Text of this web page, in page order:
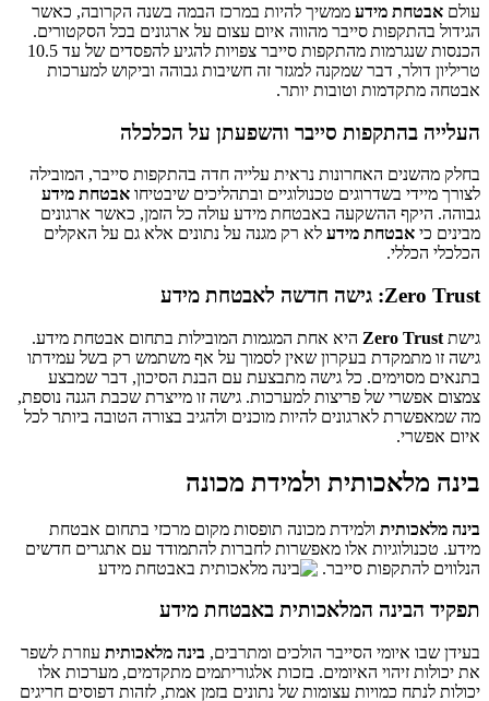
עולם אבטחת מידע ממשיך להיות במרכז הבמה בשנה הקרובה, כאשר
הגידול בהתקפות סייבר מהווה איום עצום על ארגונים בכל הסקטורים.
הכנסות שנגרמות מהתקפות סייבר צפויות להגיע להפסדים של עד 10.5
טריליון דולר, דבר שמקנה למגזר זה חשיבות גבוהה וביקוש למערכות
אבטחה מתקדמות וטובות יותר.
העלייה בהתקפות סייבר והשפעתן על הכלכלה
בחלק מהשנים האחרונות נראית עלייה חדה בהתקפות סייבר, המובילה
לצורך מיידי בשדרוגים טכנולוגיים ובתהליכים שיבטיחו אבטחת מידע
גבוהה. היקף ההשקעה באבטחת מידע עולה כל הזמן, כאשר ארגונים
מבינים כי אבטחת מידע לא רק מגנה על נתונים אלא גם על האקלים
הכלכלי הכללי.
Zero Trust: גישה חדשה לאבטחת מידע
גישת Zero Trust היא אחת המגמות המובילות בתחום אבטחת מידע.
גישה זו מתמקדת בעקרון שאין לסמוך על אף משתמש רק בשל עמידתו
בתנאים מסוימים. כל גישה מתבצעת עם הבנת הסיכון, דבר שמבצע
צמצום אפשרי של פריצות למערכות. גישה זו מייצרת שכבת הגנה נוספת,
מה שמאפשרת לארגונים להיות מוכנים ולהגיב בצורה הטובה ביותר לכל
איום אפשרי.
בינה מלאכותית ולמידת מכונה
בינה מלאכותית ולמידת מכונה תופסות מקום מרכזי בתחום אבטחת
מידע. טכנולוגיות אלו מאפשרות לחברות להתמודד עם אתגרים חדשים
הנלווים להתקפות סייבר.
תפקיד הבינה המלאכותית באבטחת מידע
בעידן שבו איומי הסייבר הולכים ומתרבים, בינה מלאכותית עוזרת לשפר
את יכולות זיהוי האיומים. בזכות אלגוריתמים מתקדמים, מערכות אלו
יכולות לנתח כמויות עצומות של נתונים בזמן אמת, לזהות דפוסים חריגים